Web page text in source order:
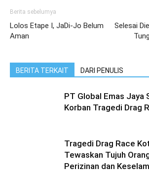
Berita sebelumya
Lolos Etape I, JaDi-Jo Belum
Aman
Selesai
BERITA TERKAIT DARI PENULIS
PT Global Emas Jaya
Korban Tragedi Drag
Tragedi Drag Race
Tewaskan Tujuh
Perizinan dan